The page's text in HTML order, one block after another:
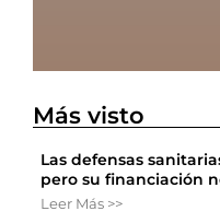
Más visto
Las defensas
pero su financiación
Leer Más >>